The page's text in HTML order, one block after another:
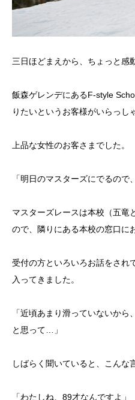
三日ほどまえから、ちょっと感
飯森ゲレンデにあるF-style
りたいというお客様がいらっし
上品な女性のお客さまでした。
「明日のマスターズにでるので
マスターズレースは本校（五竜
ので、隣りにある本校の窓口に
受付の方といろいろお話をされ
入ってきました。
「近頃あまり滑っていないか
と思って…」
しばらく聞いていると、こんな
「わたしね、89才なんですよ」